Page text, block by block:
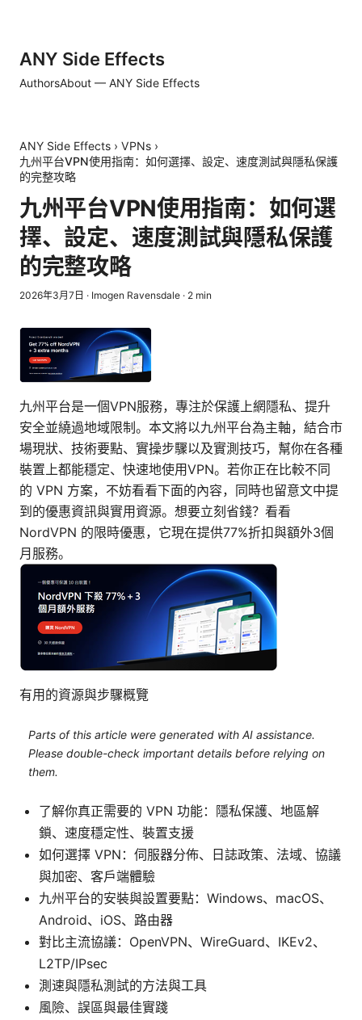
ANY Side Effects
AuthorsAbout — ANY Side Effects
ANY Side Effects › VPNs ›
九州平台VPN使用指南：如何選擇、設定、速度測試與隱私保護
的完整攻略
九州平台VPN使用指南：如何選
擇、設定、速度測試與隱私保護
的完整攻略
2026年3月7日 · Imogen Ravensdale · 2 min
九州平台是一個VPN服務，專注於保護上網隱私、提升
安全並繞過地域限制。本文將以九州平台為主軸，結合市
場現狀、技術要點、實操步驟以及實測技巧，幫你在各種
裝置上都能穩定、快速地使用VPN。若你正在比較不同
的 VPN 方案，不妨看看下面的內容，同時也留意文中提
到的優惠資訊與實用資源。想要立刻省錢？看看
NordVPN 的限時優惠，它現在提供77%折扣與額外3個
月服務。
有用的資源與步驟概覽
Parts of this article were generated with AI assistance.
Please double-check important details before relying on
them.
了解你真正需要的 VPN 功能：隱私保護、地區解
鎖、速度穩定性、裝置支援
如何選擇 VPN：伺服器分佈、日誌政策、法域、協議
與加密、客戶端體驗
九州平台的安裝與設置要點：Windows、macOS、
Android、iOS、路由器
對比主流協議：OpenVPN、WireGuard、IKEv2、
L2TP/IPsec
測速與隱私測試的方法與工具
風險、誤區與最佳實踐